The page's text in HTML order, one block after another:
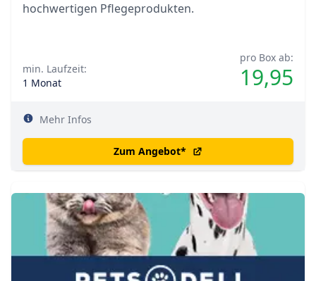
hochwertigen Pflegeprodukten.
pro Box ab:
19,95
min. Laufzeit:
1 Monat
Mehr Infos
Zum Angebot*